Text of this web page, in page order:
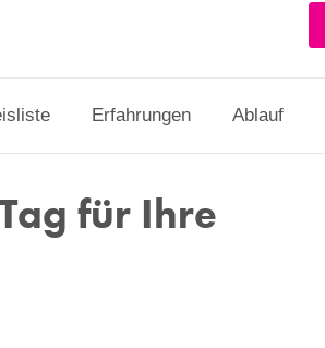
Erfahrungen Ablauf
für Ihre